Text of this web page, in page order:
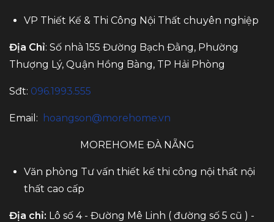
VP Thiết Kế & Thi Công Nội Thất chuyên nghiệp
Địa Chỉ: Số nhà 155 Đường Bạch Đằng, Phường
Thượng Lý, Quận Hồng Bàng, TP Hải Phòng
Sđt: 096.1993.555
Email: hoangson@morehome.vn
MOREHOME ĐÀ NẴNG
Văn phòng Tư vấn thiết kế thi công nội thất nội
thất cao cấp
Địa chỉ: Lô số 4 - Đường Mê Linh ( đường số 5 cũ ) -